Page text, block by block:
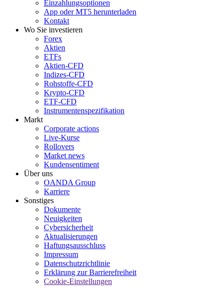
Einzahlungsoptionen
App oder MT5 herunterladen
Kontakt
Wo Sie investieren
Forex
Aktien
ETFs
Aktien-CFD
Indizes-CFD
Rohstoffe-CFD
Krypto-CFD
ETF-CFD
Instrumentenspezifikation
Markt
Corporate actions
Live-Kurse
Rollovers
Market news
Kundensentiment
Über uns
OANDA Group
Karriere
Sonstiges
Dokumente
Neuigkeiten
Cybersicherheit
Aktualisierungen
Haftungsausschluss
Impressum
Datenschutzrichtlinie
Erklärung zur Barrierefreiheit
Cookie-Einstellungen